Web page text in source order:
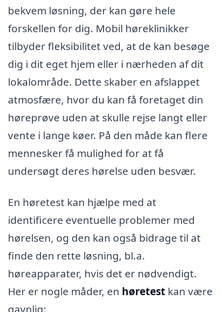
bekvem løsning, der kan gøre hele
forskellen for dig. Mobil høreklinikker
tilbyder fleksibilitet ved, at de kan besøge
dig i dit eget hjem eller i nærheden af dit
lokalområde. Dette skaber en afslappet
atmosfære, hvor du kan få foretaget din
høreprøve uden at skulle rejse langt eller
vente i lange køer. På den måde kan flere
mennesker få mulighed for at få
undersøgt deres hørelse uden besvær.
En høretest kan hjælpe med at
identificere eventuelle problemer med
hørelsen, og den kan også bidrage til at
finde den rette løsning, bl.a.
høreapparater, hvis det er nødvendigt.
Her er nogle måder, en høretest kan være
gavnlig: